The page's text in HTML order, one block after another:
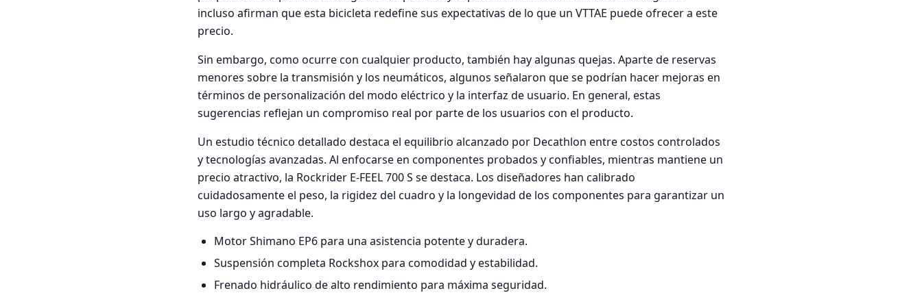
incluso afirman que esta bicicleta redefine sus expectativas de lo que un VTTAE puede ofrecer a este
precio.
Sin embargo, como ocurre con cualquier producto, también hay algunas quejas. Aparte de reservas
menores sobre la transmisión y los neumáticos, algunos señalaron que se podrían hacer mejoras en
términos de personalización del modo eléctrico y la interfaz de usuario. En general, estas
sugerencias reflejan un compromiso real por parte de los usuarios con el producto.
Un estudio técnico detallado destaca el equilibrio alcanzado por Decathlon entre costos controlados
y tecnologías avanzadas. Al enfocarse en componentes probados y confiables, mientras mantiene un
precio atractivo, la Rockrider E-FEEL 700 S se destaca. Los diseñadores han calibrado
cuidadosamente el peso, la rigidez del cuadro y la longevidad de los componentes para garantizar un
uso largo y agradable.
Motor Shimano EP6 para una asistencia potente y duradera.
Suspensión completa Rockshox para comodidad y estabilidad.
Frenado hidráulico de alto rendimiento para máxima seguridad.